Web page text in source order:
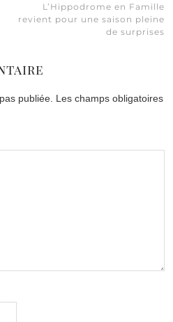
L’Hippodrome en Famille
revient pour une saison pleine
de surprises
publiée. Les champs obligatoires